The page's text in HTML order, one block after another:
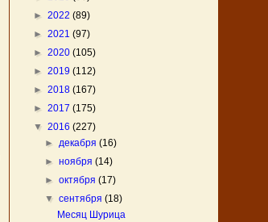
► 2022 (89)
► 2021 (97)
► 2020 (105)
► 2019 (112)
► 2018 (167)
► 2017 (175)
▼ 2016 (227)
►декабря(16)
►ноября(14)
►октября(17)
▼сентября(18)
Месяц Шурица